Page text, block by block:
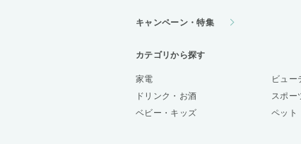
キャンペーン・特集
カテゴリから探す
家電 ビュー
ドリンク・お酒
スポー
ベビー・キッズ
ペット